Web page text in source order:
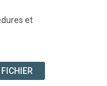
et